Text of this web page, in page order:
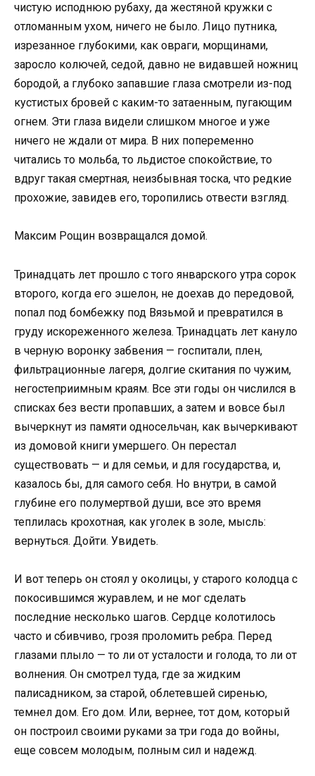
чистую исподнюю рубаху, да жестяной кружки с
отломанным ухом, ничего не было. Лицо путника,
изрезанное глубокими, как овраги, морщинами,
заросло колючей, седой, давно не видавшей ножниц
бородой, а глубоко запавшие глаза смотрели из-под
кустистых бровей с каким-то затаенным, пугающим
огнем. Эти глаза видели слишком многое и уже
ничего не ждали от мира. В них попеременно
читались то мольба, то льдистое спокойствие, то
вдруг такая смертная, неизбывная тоска, что редкие
прохожие, завидев его, торопились отвести взгляд.
Максим Рощин возвращался домой.
Тринадцать лет прошло с того январского утра сорок
второго, когда его эшелон, не доехав до передовой,
попал под бомбежку под Вязьмой и превратился в
груду искореженного железа. Тринадцать лет кануло
в черную воронку забвения — госпитали, плен,
фильтрационные лагеря, долгие скитания по чужим,
негостеприимным краям. Все эти годы он числился в
списках без вести пропавших, а затем и вовсе был
вычеркнут из памяти односельчан, как вычеркивают
из домовой книги умершего. Он перестал
существовать — и для семьи, и для государства, и,
казалось бы, для самого себя. Но внутри, в самой
глубине его полумертвой души, все это время
теплилась крохотная, как уголек в золе, мысль:
вернуться. Дойти. Увидеть.
И вот теперь он стоял у околицы, у старого колодца с
покосившимся журавлем, и не мог сделать
последние несколько шагов. Сердце колотилось
часто и сбивчиво, грозя проломить ребра. Перед
глазами плыло — то ли от усталости и голода, то ли от
волнения. Он смотрел туда, где за жидким
палисадником, за старой, облетевшей сиренью,
темнел дом. Его дом. Или, вернее, тот дом, который
он построил своими руками за три года до войны,
еще совсем молодым, полным сил и надежд.